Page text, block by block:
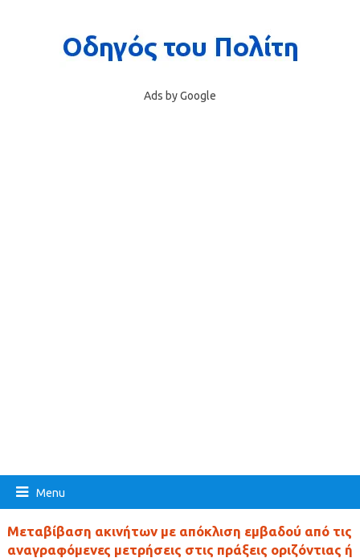
Ads by Google
Menu
Μεταβίβαση ακινήτων με απόκλιση εμβαδού από τις
αναγραφόμενες μετρήσεις στις πράξεις οριζόντιας ή